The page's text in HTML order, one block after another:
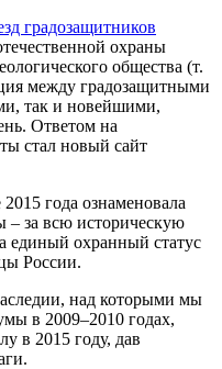
градозащитников
охраны
общества (т.
между градозащитными
так и новейшими,
Ответом на
стал новый сайт
года ознаменовала
за всю историческую
единый охранный статус
России.
над которыми мы
в 2009–2010 годах,
в 2015 году, дав